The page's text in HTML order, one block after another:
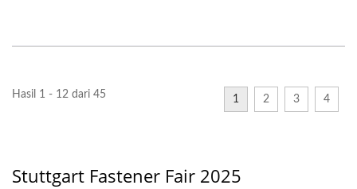
Hasil 1 - 12 dari 45 1 2 3 4
Stuttgart Fastener Fair 2025